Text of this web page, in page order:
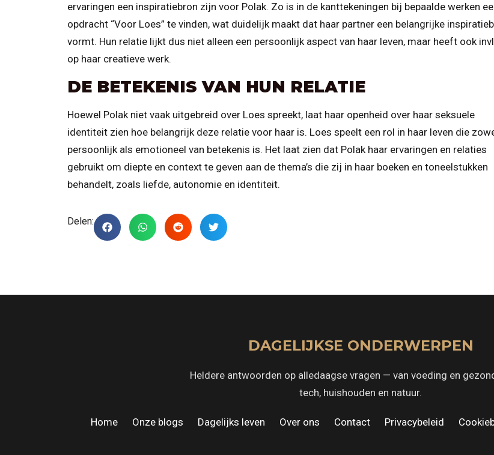
ervaringen een inspiratiebron zijn voor Polak. Zo is in de kanttekeningen bij bepaalde werken
opdracht “Voor Loes” te vinden, wat duidelijk maakt dat haar partner een belangrijke
vormt. Hun relatie lijkt dus niet alleen een persoonlijk aspect van haar leven, maar heeft ook
op haar creatieve werk.
DE BETEKENIS VAN HUN RELATIE
Hoewel Polak niet vaak uitgebreid over Loes spreekt, laat haar openheid over haar seksuele
identiteit zien hoe belangrijk deze relatie voor haar is. Loes speelt een rol in haar leven die
persoonlijk als emotioneel van betekenis is. Het laat zien dat Polak haar ervaringen en relaties
gebruikt om diepte en context te geven aan de thema’s die zij in haar boeken en toneelstukken
behandelt, zoals liefde, autonomie en identiteit.
Delen:
DAGELIJKSE ONDERWERPEN
Heldere antwoorden op alledaagse vragen — van voeding en
tech, huishouden en natuur.
Home Onze blogs Dagelijks leven Over ons Contact Privacybeleid